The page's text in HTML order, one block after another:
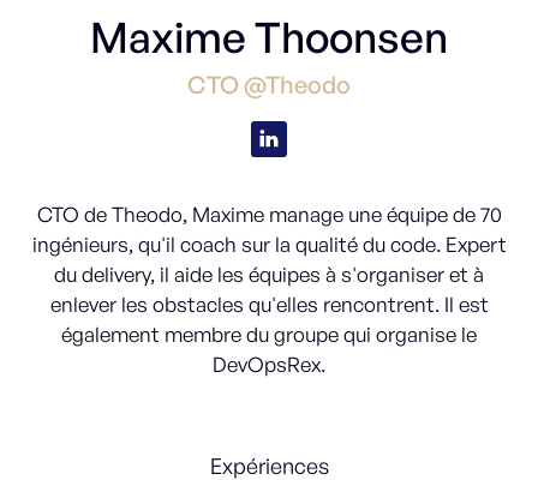
Maxime Thoonsen
CTO @Theodo
CTO de Theodo, Maxime manage une équipe de 70
ingénieurs, qu'il coach sur la qualité du code. Expert
du delivery, il aide les équipes à s'organiser et à
enlever les obstacles qu'elles rencontrent. Il est
également membre du groupe qui organise le
DevOpsRex.
Expériences